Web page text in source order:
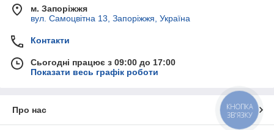
м. Запоріжжя
вул. Самоцвітна 13, Запоріжжя, Україна
Контакти
Сьогодні працює з 09:00 до 17:00
Показати весь графік роботи
Про нас
КНОПКА
ЗВ'ЯЗКУ